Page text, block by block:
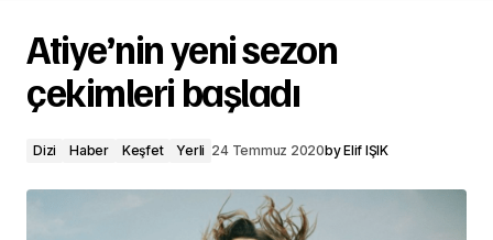
Atiye’nin yeni sezon
çekimleri başladı
Dizi Haber Keşfet Yerli 24 Temmuz 2020byElif IŞIK